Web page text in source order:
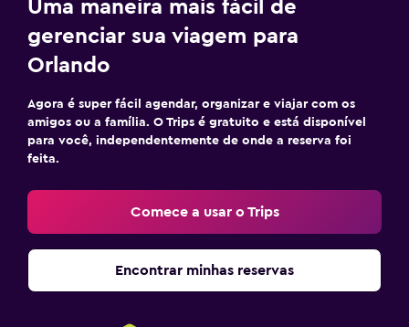
Uma maneira mais fácil de
gerenciar sua viagem para
Orlando
Agora é super fácil agendar, organizar e viajar com os
amigos ou a família. O Trips é gratuito e está disponível
para você, independentemente de onde a reserva foi
feita.
Comece a usar o Trips
Encontrar minhas reservas